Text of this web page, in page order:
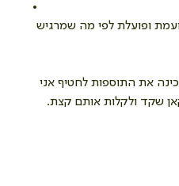
ופועלת לפי מה שמרגיש
את התוספות לחטיף אני
שקד ולקלות אותם קצת.